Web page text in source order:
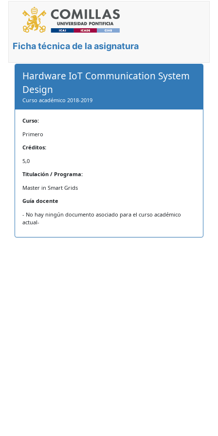
Ficha técnica de la asignatura
Hardware IoT Communication System
Design
Curso académico 2018-2019
Curso:
Primero
Créditos:
5,0
Titulación / Programa:
Master in Smart Grids
Guía docente
- No hay ningún documento asociado para el curso académico
actual-